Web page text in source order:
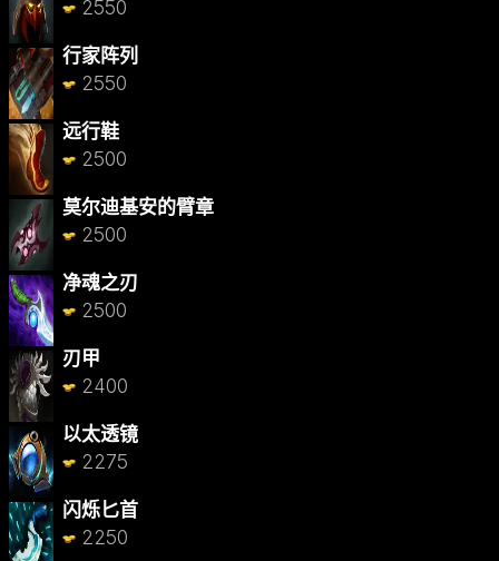
2550
行家阵列
2550
远行鞋
2500
莫尔迪基安的臂章
2500
净魂之刃
2500
刃甲
2400
以太透镜
2275
闪烁匕首
2250